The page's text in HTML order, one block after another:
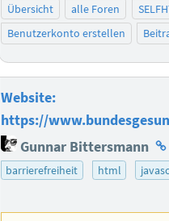
Übersicht alle Foren
Benutzerkonto erstellen
Website:
https://
Gunnar Bittersmann
barrierefreiheit html